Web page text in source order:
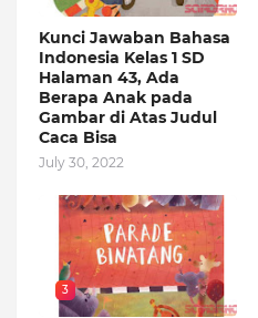
Kunci Jawaban Bahasa
Indonesia Kelas 1 SD
Halaman 43, Ada
Berapa Anak pada
Gambar di Atas Judul
Caca Bisa
July 30, 2022
3